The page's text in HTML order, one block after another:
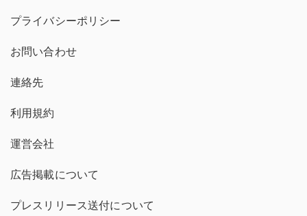
プライバシーポリシー
お問い合わせ
連絡先
利用規約
運営会社
広告掲載について
プレスリリース送付について